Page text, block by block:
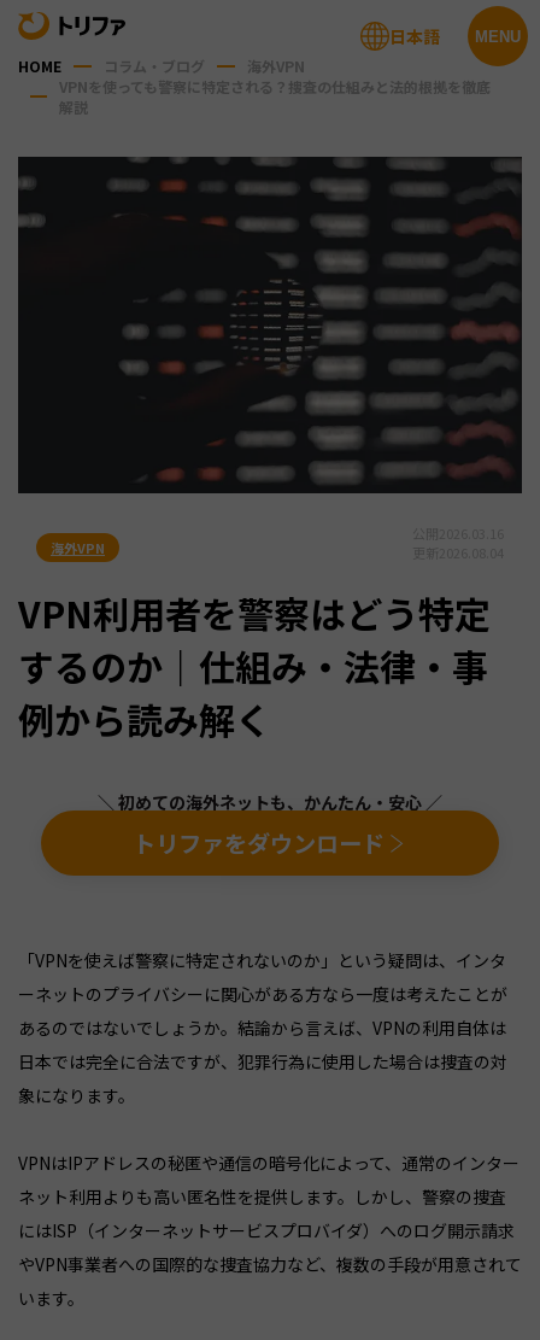
MENU
日本語
HOME コラム・ブログ
海外VPN
VPNを使っても警察に特定される？捜査の仕組みと法的根拠を徹底
解説
海外VPN
VPN利用者を警察はどう特定
するのか｜仕組み・法律・事
例から読み解く
＼ 初めての海外ネットも、かんたん・安心 ／
トリファをダウンロード
「VPNを使えば警察に特定されないのか」という疑問は、インタ
ーネットのプライバシーに関心がある方なら一度は考えたことが
あるのではないでしょうか。結論から言えば、VPNの利用自体は
日本では完全に合法ですが、犯罪行為に使用した場合は捜査の対
象になります。
VPNはIPアドレスの秘匿や通信の暗号化によって、通常のインター
ネット利用よりも高い匿名性を提供します。しかし、警察の捜査
にはISP（インターネットサービスプロバイダ）へのログ開示請求
やVPN事業者への国際的な捜査協力など、複数の手段が用意されて
います。